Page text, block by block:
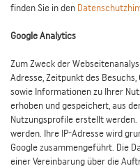
finden Sie in den
Google Analytics
Zum Zweck der
Adresse, Zeitpunkt des
sowie Informationen zu Ihrer
erhoben und gespeichert, aus
Nutzungsprofile erstellt werden.
werden. Ihre IP-Adresse wird
Google zusammengeführt. Die
einer Vereinbarung über die